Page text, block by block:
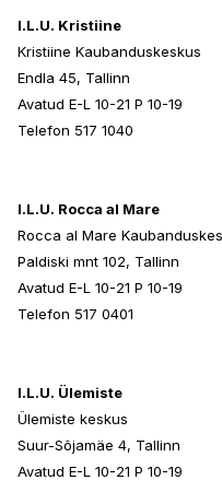
I.L.U. Kristiine
Kristiine Kaubanduskeskus
Endla 45, Tallinn
Avatud E-L 10-21 P 10-19
Telefon 517 1040
I.L.U. Rocca al Mare
Rocca al Mare
Paldiski mnt 102, Tallinn
Avatud E-L 10-21 P 10-19
Telefon 517 0401
I.L.U. Ülemiste
Ülemiste keskus
Suur-Sõjamäe 4, Tallinn
Avatud E-L 10-21 P 10-19